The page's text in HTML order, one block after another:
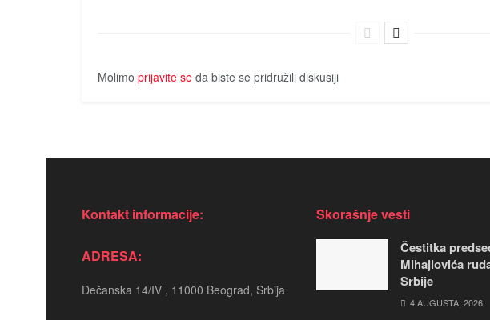
Molimo prijavite se da biste se pridružili diskusiji
Kontakt informacije:
ADRESA:
Dečanska 14/IV , 11000 Beograd, Srbija
Skorašnje vesti
Čestitka
Mihajlovića
Srbije
4 AUGUSTA, 2026